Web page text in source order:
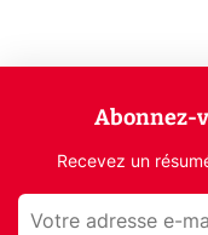
Abonnez-
Recevez un